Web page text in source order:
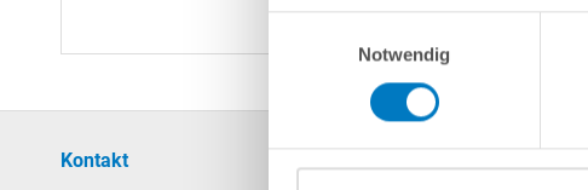
Notwendig
Kontakt